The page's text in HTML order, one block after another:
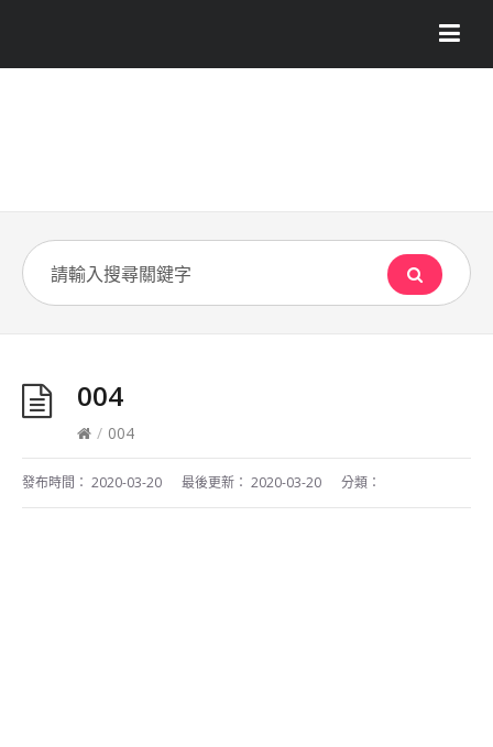
004
/ 004
發布時間： 2020-03-20 最後更新： 2020-03-20 分類：